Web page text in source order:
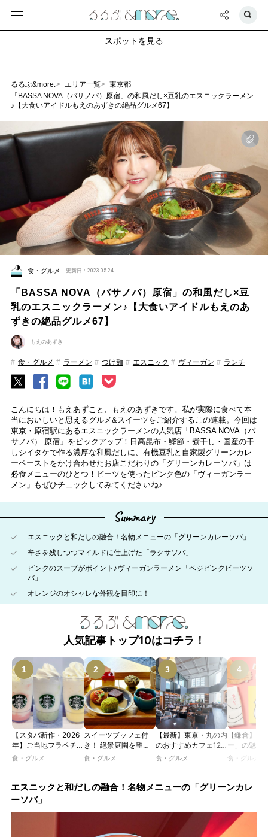
るるぶ&more. エリア一覧
東京都
「BASSA NOVA（バサノバ）原宿」の和風だし×豆乳のエスニックラーメン
♪【大食いアイドルもえのあずきの絶品グルメ67】
食・グルメ 更新日：2023.05.24
「BASSA NOVA（バサノバ）原宿」の和風だし×豆
乳のエスニックラーメン♪【大食いアイドルもえのあ
ずきの絶品グルメ67】
もえのあずき
食・グルメ ラーメン つけ麺 エスニック ヴィーガン ランチ
こんにちは！もえあずこと、もえのあずきです。私が実際に食べて本
当においしいと思えるグルメ&スイーツをご紹介するこの連載。今回は
東京・原宿駅にあるエスニックラーメンの人気店「BASSA NOVA（バ
サノバ） 原宿」をピックアップ！日高昆布・鰹節・煮干し・国産の干
しシイタケで作る濃厚な和風だしに、有機豆乳と自家製グリーンカレ
ーペーストをかけ合わせたお店こだわりの「グリーンカレーソバ」は
必食メニューのひとつ！ビーツを使ったピンク色の「ヴィーガンラー
メン」もぜひチェックしてみてくださいね♪
Summary
エスニックと和だしの融合！名物メニューの「グリーンカレーソバ」
辛さを残しつつマイルドに仕上げた「ラクサソバ」
ピンクのスープがポイント♪ヴィーガンラーメン「ベジピンクビーツソ
バ」
オレンジのオシャレな外観を目印に！
人気記事トップ10はコチラ！
【スタバ新作・2026
年】ご当地フラペチー
ノが新登場！ 地域と
JIMOTO
PROGRAM」が青
森・群馬・沖縄で始
食・グルメ
スイーツブッフェ付
き！ 絶景庭園を望む
ホテルレストランで味
ツトレンドVol.105】
食・グルメ
【最新】東京・丸の内
のおすすめカフェ12
選｜ひとりでゆったり
るカフェ、優雅なホテ
食・グルメ
【鎌倉】「
ー」の魅力
説！ 定番商
食・グルメ
エスニックと和だしの融合！名物メニューの「グリーンカレ
ーソバ」
スポットを見る